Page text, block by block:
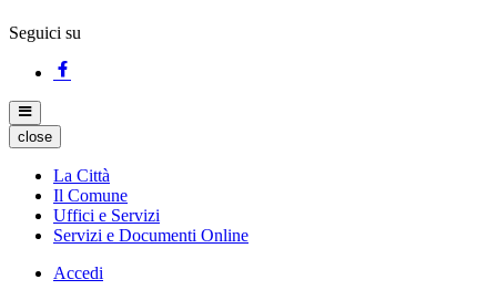
Seguici su
close
La Città
Il Comune
Uffici e Servizi
Servizi e Documenti Online
Accedi